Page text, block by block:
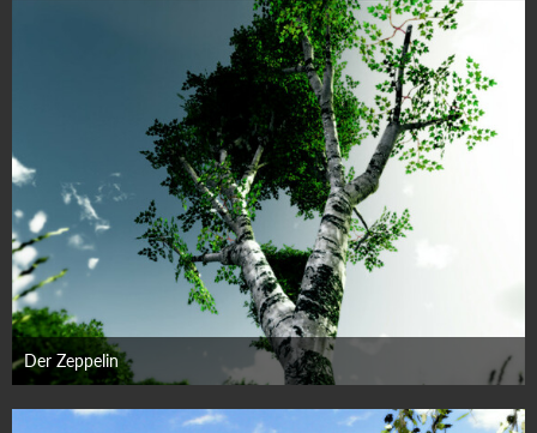
Der Zeppelin
14. März 2012